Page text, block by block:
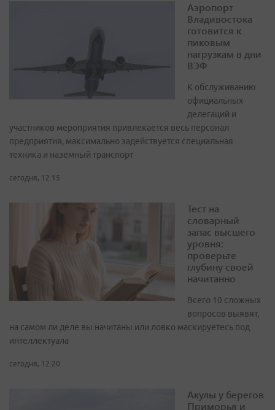
Аэропорт
Владивостока
готовится к
пиковым
нагрузкам в дни
ВЭФ
К обслуживанию
официальных
делегаций и
участников мероприятия привлекается весь персонал
предприятия, максимально задействуется специальная
техника и наземный транспорт
сегодня, 12:15
Тест на
словарный
запас высшего
уровня:
проверьте
глубину своей
начитанно
Всего 10 сложных
вопросов выявят,
на самом ли деле вы начитаны или ловко маскируетесь под
интеллектуала
сегодня, 12:20
Акулы у берегов
Приморья и